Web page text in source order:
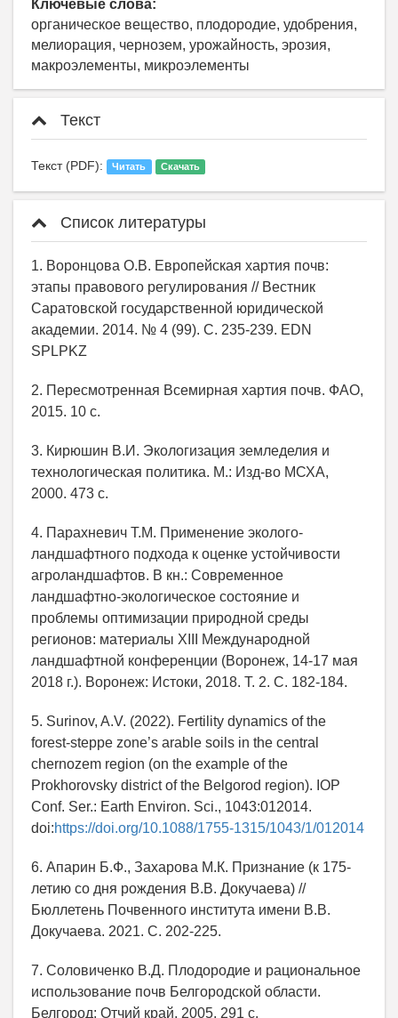
Ключевые слова:
органическое вещество, плодородие, удобрения,
мелиорация, чернозем, урожайность, эрозия,
макроэлементы, микроэлементы
Текст
Текст (PDF): Читать Скачать
Список литературы
1. Воронцова О.В. Европейская хартия почв:
этапы правового регулирования // Вестник
Саратовской государственной юридической
академии. 2014. № 4 (99). С. 235-239. EDN
SPLPKZ
2. Пересмотренная Всемирная хартия почв. ФАО,
2015. 10 с.
3. Кирюшин В.И. Экологизация земледелия и
технологическая политика. М.: Изд-во МСХА,
2000. 473 с.
4. Парахневич Т.М. Применение эколого-
ландшафтного подхода к оценке устойчивости
агроландшафтов. В кн.: Современное
ландшафтно-экологическое состояние и
проблемы оптимизации природной среды
регионов: материалы XIII Международной
ландшафтной конференции (Воронеж, 14-17 мая
2018 г.). Воронеж: Истоки, 2018. Т. 2. С. 182-184.
5. Surinov, A.V. (2022). Fertility dynamics of the
forest-steppe zone’s arable soils in the central
chernozem region (on the example of the
Prokhorovsky district of the Belgorod region). IOP
Conf. Ser.: Earth Environ. Sci., 1043:012014.
doi:https://doi.org/10.1088/1755-1315/1043/1/012014
6. Апарин Б.Ф., Захарова М.К. Признание (к 175-
летию со дня рождения В.В. Докучаева) //
Бюллетень Почвенного института имени В.В.
Докучаева. 2021. С. 202-225.
7. Соловиченко В.Д. Плодородие и рациональное
использование почв Белгородской области.
Белгород: Отчий край, 2005. 291 с.